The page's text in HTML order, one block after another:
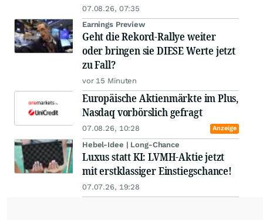
07.08.26, 07:35
Earnings Preview
Geht die Rekord-Rallye weiter
oder bringen sie DIESE Werte jetzt
zu Fall?
vor 15 Minuten
Europäische Aktienmärkte im Plus,
Nasdaq vorbörslich gefragt
07.08.26, 10:28 Anzeige
Hebel-Idee | Long-Chance
Luxus statt KI: LVMH-Aktie jetzt
mit erstklassiger Einstiegschance!
07.07.26, 19:28